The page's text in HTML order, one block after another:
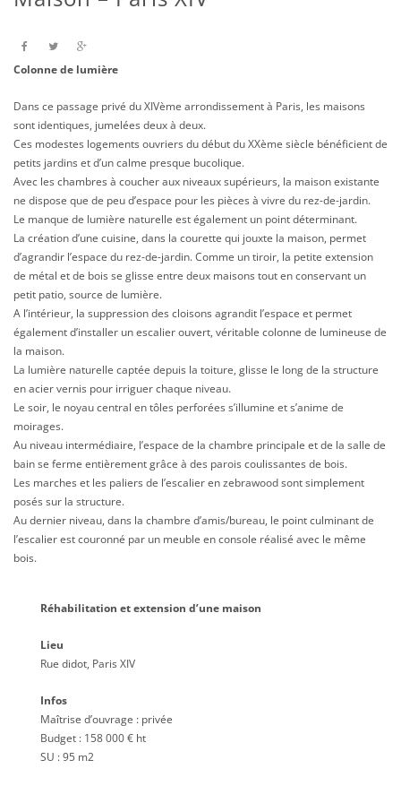
Colonne de lumière
Dans ce passage privé du XIVème arrondissement à Paris, les maisons
sont identiques, jumelées deux à deux.
Ces modestes logements ouvriers du début du XXème siècle bénéficient de
petits jardins et d’un calme presque bucolique.
Avec les chambres à coucher aux niveaux supérieurs, la maison existante
ne dispose que de peu d’espace pour les pièces à vivre du rez-de-jardin.
Le manque de lumière naturelle est également un point déterminant.
La création d’une cuisine, dans la courette qui jouxte la maison, permet
d’agrandir l’espace du rez-de-jardin. Comme un tiroir, la petite extension
de métal et de bois se glisse entre deux maisons tout en conservant un
petit patio, source de lumière.
A l’intérieur, la suppression des cloisons agrandit l’espace et permet
également d’installer un escalier ouvert, véritable colonne de lumineuse de
la maison.
La lumière naturelle captée depuis la toiture, glisse le long de la structure
en acier vernis pour irriguer chaque niveau.
Le soir, le noyau central en tôles perforées s’illumine et s’anime de
moirages.
Au niveau intermédiaire, l’espace de la chambre principale et de la salle de
bain se ferme entièrement grâce à des parois coulissantes de bois.
Les marches et les paliers de l’escalier en zebrawood sont simplement
posés sur la structure.
Au dernier niveau, dans la chambre d’amis/bureau, le point culminant de
l’escalier est couronné par un meuble en console réalisé avec le même
bois.
Réhabilitation et extension d’une maison
Lieu
Rue didot, Paris XIV
Infos
Maîtrise d’ouvrage : privée
Budget : 158 000 € ht
SU : 95 m2